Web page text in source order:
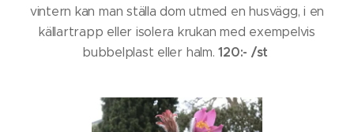
vintern kan man ställa dom utmed en husvägg, i en
källartrapp eller isolera krukan med exempelvis
bubbelplast eller halm.120:- /st